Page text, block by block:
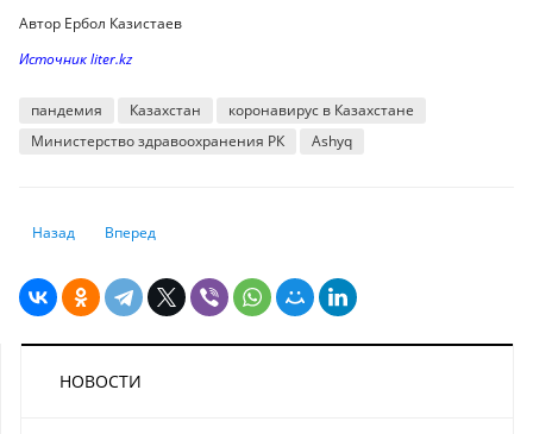
Автор Ербол Казистаев
Источник liter.kz
пандемия Казахстан
коронавирус в Казахстане
Министерство здравоохранения РК
Ashyq
Предыдущий: В Казахстане мужчинам предлагают взятки в 2,5 раза
Назад Следующий: Почему шипованные зимние колеса —
Вперед
НОВОСТИ